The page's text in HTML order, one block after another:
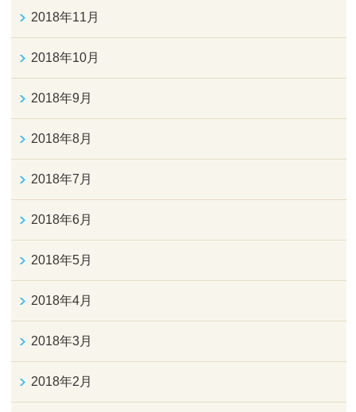
2018年11月
2018年10月
2018年9月
2018年8月
2018年7月
2018年6月
2018年5月
2018年4月
2018年3月
2018年2月